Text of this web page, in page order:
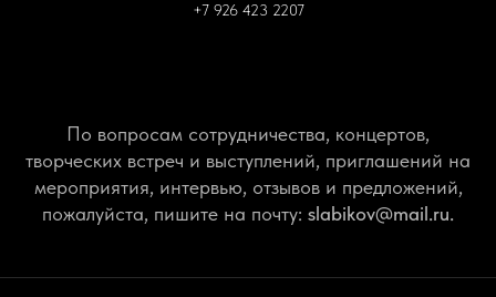
+7 926 423 2207
По вопросам сотрудничества, концертов,
творческих встреч и выступлений, приглашений на
мероприятия, интервью, отзывов и предложений,
пожалуйста, пишите на почту: slabikov@mail.ru.